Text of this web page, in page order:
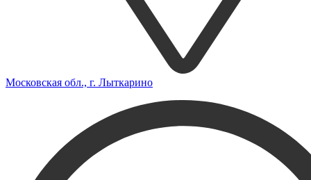
Московская обл., г. Лыткарино